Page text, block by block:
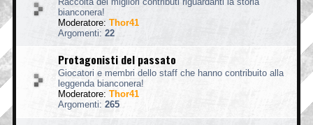
bianconera!
Moderatore: Thor41
Argomenti: 22
Protagonisti del passato
Giocatori e membri dello staff che hanno contribuito alla
leggenda bianconera!
Moderatore: Thor41
Argomenti: 265